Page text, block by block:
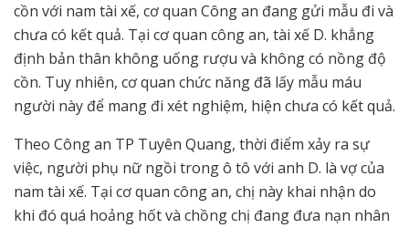
cồn với nam tài xế, cơ quan Công an đang gửi mẫu đi và
chưa có kết quả. Tại cơ quan công an, tài xế D. khẳng
định bản thân không uống rượu và không có nồng độ
cồn. Tuy nhiên, cơ quan chức năng đã lấy mẫu máu
người này để mang đi xét nghiệm, hiện chưa có kết quả.
Theo Công an TP Tuyên Quang, thời điểm xảy ra sự
việc, người phụ nữ ngồi trong ô tô với anh D. là vợ của
nam tài xế. Tại cơ quan công an, chị này khai nhận do
khi đó quá hoảng hốt và chồng chị đang đưa nạn nhân